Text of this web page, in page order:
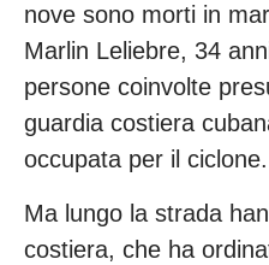
nove sono morti in
Marlin Leliebre, 34
persone coinvolte
guardia costiera
occupata per il ciclone.
Ma lungo la strada
costiera, che ha